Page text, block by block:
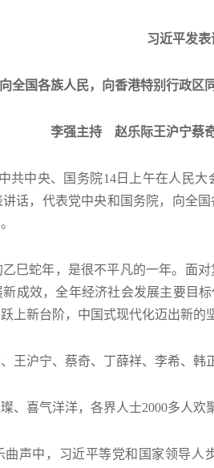
习近平发表
全国各族人民，向香港特别行政区
李强主持 赵乐际王沪宁蔡
中央、国务院14日上午在人民大
话，代表党中央和国务院，向全
巳蛇年，是很不平凡的一年。面
成效，全年经济社会发展主要目
上新台阶，中国式现代化迈出新的
王沪宁、蔡奇、丁薛祥、李希、韩
、喜气洋洋，各界人士2000多人
曲声中，习近平等党和国家领导